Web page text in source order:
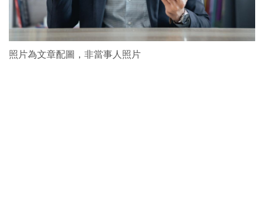
照片為文章配圖，非當事人照片